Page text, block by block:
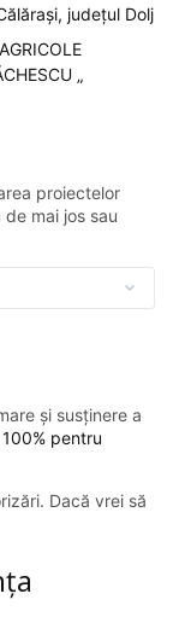
județul Dolj
„
proiectelor
mai jos sau
și susținere a
pentru
Dacă vrei să